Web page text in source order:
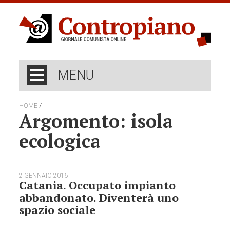
MENU
HOME /
Argomento: isola
ecologica
2 GENNAIO 2016
Catania. Occupato impianto
abbandonato. Diventerà uno
spazio sociale